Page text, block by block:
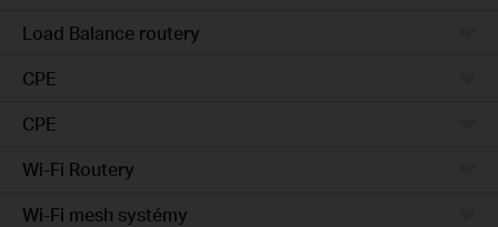
Load Balance routery
CPE
CPE
Wi-Fi Routery
Wi-Fi mesh systémy